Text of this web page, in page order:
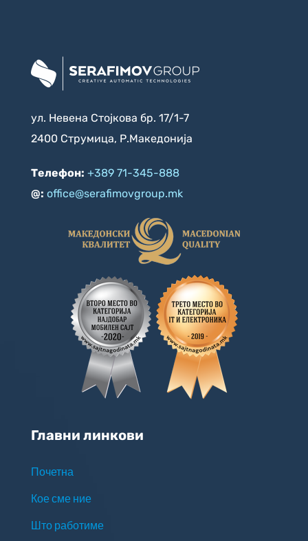
ул. Невена Стојкова бр. 17/1-7
2400 Струмица, Р.Македонија
Телефон: +389 71-345-888
@: office@serafimovgroup.mk
Главни линкови
Почетна
Кое сме ние
Што работиме